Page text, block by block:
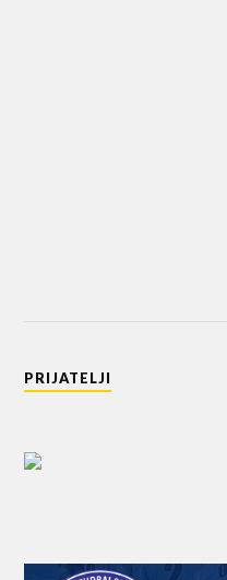
PRIJATELJI